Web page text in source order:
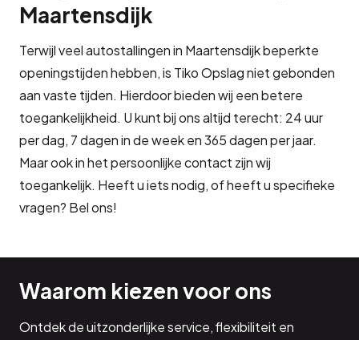
Maartensdijk
Terwijl veel autostallingen in Maartensdijk beperkte
openingstijden hebben, is Tiko Opslag niet gebonden
aan vaste tijden. Hierdoor bieden wij een betere
toegankelijkheid. U kunt bij ons altijd terecht: 24 uur
per dag, 7 dagen in de week en 365 dagen per jaar.
Maar ook in het persoonlijke contact zijn wij
toegankelijk. Heeft u iets nodig, of heeft u specifieke
vragen? Bel ons!
Waarom kiezen voor ons
Ontdek de uitzonderlijke service, flexibiliteit en